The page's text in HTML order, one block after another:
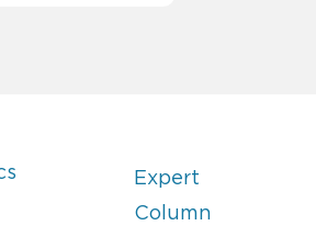
Expert
Column